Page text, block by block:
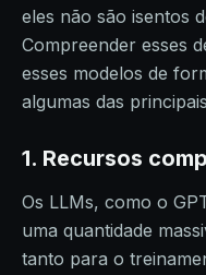
eles não são isentos
Compreender esses
esses modelos de
algumas das
1. Recursos
Os LLMs, como o
uma quantidade
tanto para o